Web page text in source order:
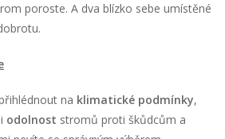
poroste. A dva blízko sebe umístěné
na klimatické podmínky,
odolnost stromů proti škůdcům a